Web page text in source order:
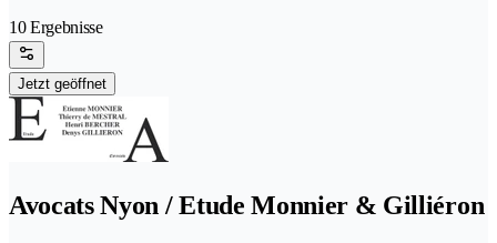
10 Ergebnisse
Jetzt geöffnet
Avocats Nyon / Etude Monnier & Gilliéron